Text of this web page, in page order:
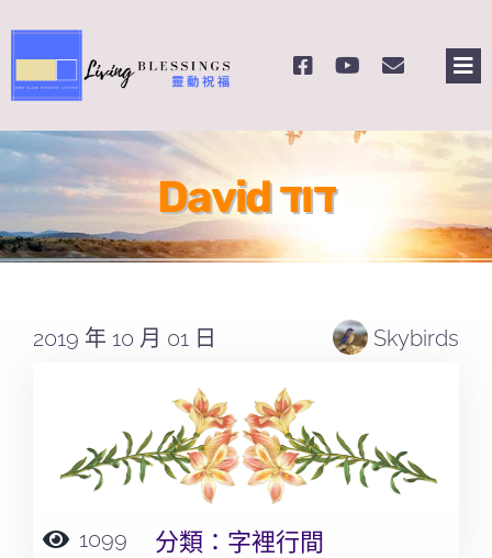
to
content
關於我們
奉獻支持
課程報名
David דוד
2019 年 10 月 01 日 Skybirds
1099 分類： 字裡行間